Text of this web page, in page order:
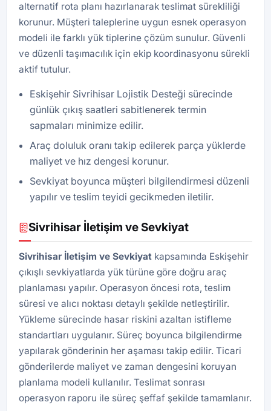
alternatif rota planı hazırlanarak teslimat sürekliliği
korunur. Müşteri taleplerine uygun esnek operasyon
modeli ile farklı yük tiplerine çözüm sunulur. Güvenli
ve düzenli taşımacılık için ekip koordinasyonu sürekli
aktif tutulur.
Eskişehir Sivrihisar Lojistik Desteği sürecinde
günlük çıkış saatleri sabitlenerek termin
sapmaları minimize edilir.
Araç doluluk oranı takip edilerek parça yüklerde
maliyet ve hız dengesi korunur.
Sevkiyat boyunca müşteri bilgilendirmesi düzenli
yapılır ve teslim teyidi gecikmeden iletilir.
Sivrihisar İletişim ve Sevkiyat
Sivrihisar İletişim ve Sevkiyat kapsamında Eskişehir
çıkışlı sevkiyatlarda yük türüne göre doğru araç
planlaması yapılır. Operasyon öncesi rota, teslim
süresi ve alıcı noktası detaylı şekilde netleştirilir.
Yükleme sürecinde hasar riskini azaltan istifleme
standartları uygulanır. Süreç boyunca bilgilendirme
yapılarak gönderinin her aşaması takip edilir. Ticari
gönderilerde maliyet ve zaman dengesini koruyan
planlama modeli kullanılır. Teslimat sonrası
operasyon raporu ile süreç şeffaf şekilde tamamlanır.